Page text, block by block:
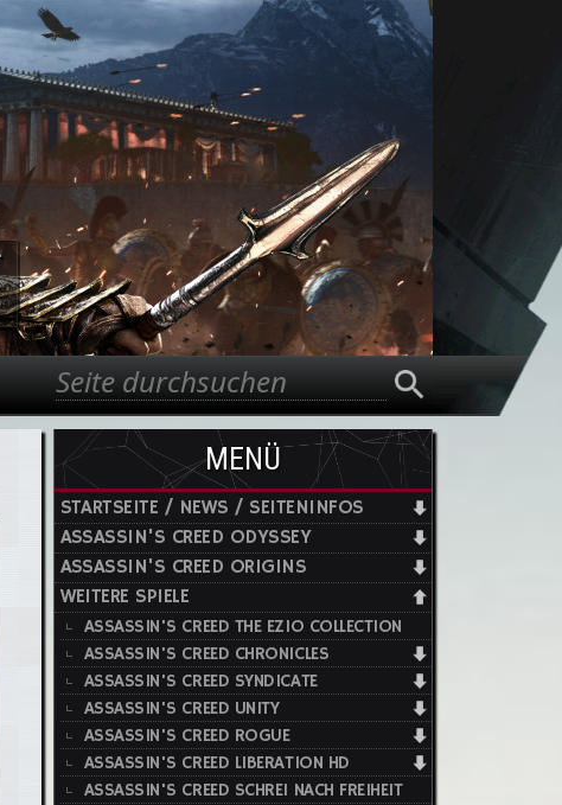
Suchformular
Suche
MENÜ
STARTSEITE / NEWS / SEITENINFOS
ASSASSIN'S CREED ODYSSEY
ASSASSIN'S CREED ORIGINS
WEITERE SPIELE
ASSASSIN'S CREED THE EZIO COLLECTION
ASSASSIN'S CREED CHRONICLES
ASSASSIN'S CREED SYNDICATE
ASSASSIN'S CREED UNITY
ASSASSIN'S CREED ROGUE
ASSASSIN'S CREED LIBERATION HD
ASSASSIN'S CREED SCHREI NACH FREIHEIT